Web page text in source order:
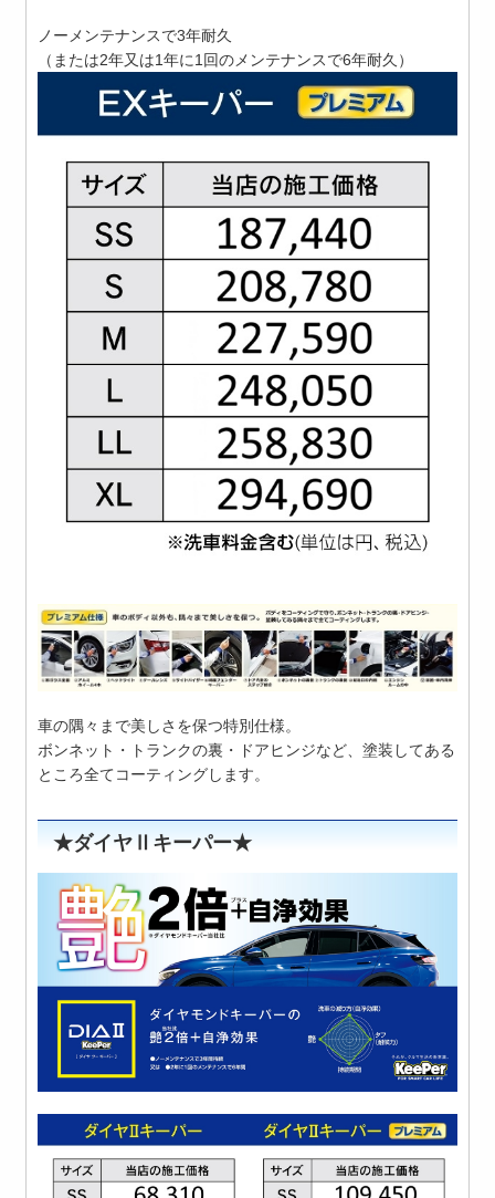
ノーメンテナンスで3年耐久
（または2年又は1年に1回のメンテナンスで6年耐久）
車の隅々まで美しさを保つ特別仕様。
ボンネット・トランクの裏・ドアヒンジなど、塗装してある
ところ全てコーティングします。
★ダイヤⅡキーパー★